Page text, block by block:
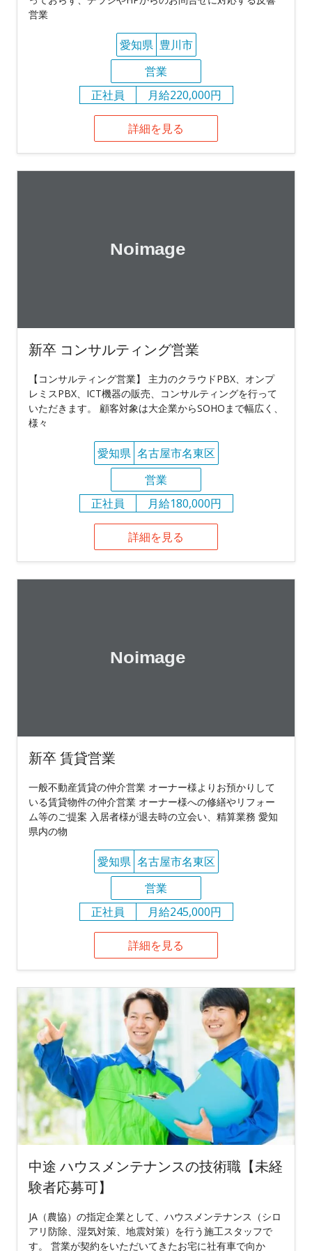
営業
愛知県 豊川市
営業
正社員
月給220,000円
詳細を見る
新卒 コンサルティング営業
【コンサルティング営業】 主力のクラウドPBX、オンプ
レミスPBX、ICT機器の販売、コンサルティングを行って
いただきます。 顧客対象は大企業からSOHOまで幅広く、
様々
愛知県 名古屋市名東区
営業
正社員
月給180,000円
詳細を見る
新卒 賃貸営業
一般不動産賃貸の仲介営業 オーナー様よりお預かりして
いる賃貸物件の仲介営業 オーナー様への修繕やリフォー
ム等のご提案 入居者様が退去時の立会い、精算業務 愛知
県内の物
愛知県 名古屋市名東区
営業
正社員
月給245,000円
詳細を見る
中途 ハウスメンテナンスの技術職【未経
験者応募可】
JA（農協）の指定企業として、ハウスメンテナンス（シロ
アリ防除、湿気対策、地震対策）を行う施工スタッフで
す。 営業が契約をいただいてきたお宅に社有車で向か